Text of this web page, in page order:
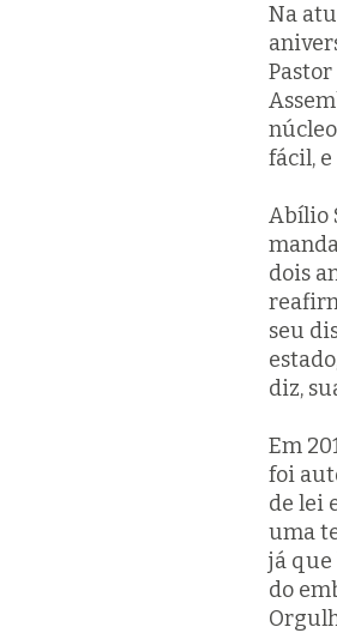
Na
fácil,
Abílio
dois
seu
diz,
Em
foi
de lei
uma
já que
do